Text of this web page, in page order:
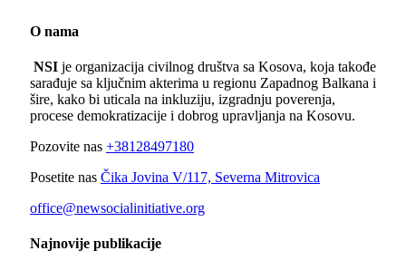
O nama
NSI je organizacija civilnog društva sa Kosova, koja takođe
sarađuje sa ključnim akterima u regionu Zapadnog Balkana i
šire, kako bi uticala na inkluziju, izgradnju poverenja,
procese demokratizacije i dobrog upravljanja na Kosovu.
Pozovite nas +38128497180
Posetite nas Čika Jovina V/117, Severna Mitrovica
office@newsocialinitiative.org
Najnovije publikacije